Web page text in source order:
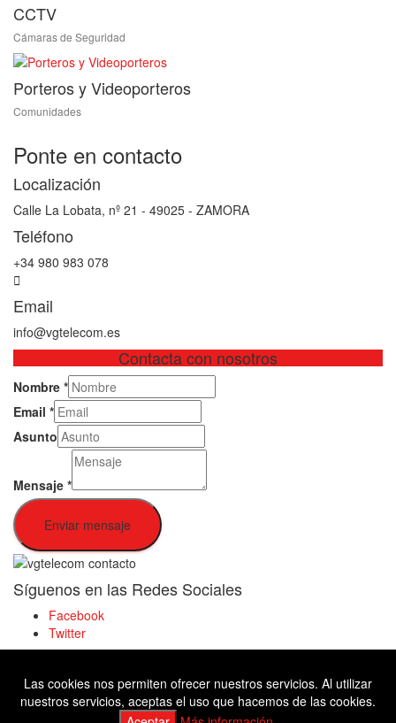
CCTV
Cámaras de Seguridad
Porteros y Videoporteros
Comunidades
Ponte en contacto
Localización
Calle La Lobata, nº 21 - 49025 - ZAMORA
Teléfono
+34 980 983 078
Email
info@vgtelecom.es
Contacta con nosotros
Nombre *
Email *
Asunto
Mensaje *
Enviar mensaje
Síguenos en las Redes Sociales
Facebook
Twitter
Facebook
Las cookies nos permiten ofrecer nuestros servicios. Al utilizar
nuestros servicios, aceptas el uso que hacemos de las cookies.